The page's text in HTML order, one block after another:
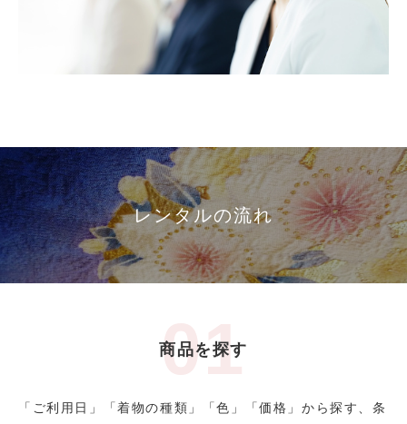
レンタルの流れ
商品を探す
「ご利用日」「着物の種類」「色」「価格」から探す、条